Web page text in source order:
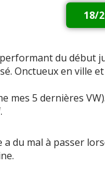
18/
du début
Onctueux en ville et
mes 5 dernières
du mal à passer